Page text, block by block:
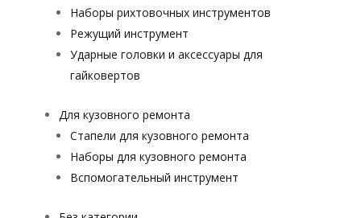
Наборы рихтовочных инструментов
Режущий инструмент
Ударные головки и аксессуары для
гайковертов
Для кузовного ремонта
Стапели для кузовного ремонта
Наборы для кузовного ремонта
Вспомогательный инструмент